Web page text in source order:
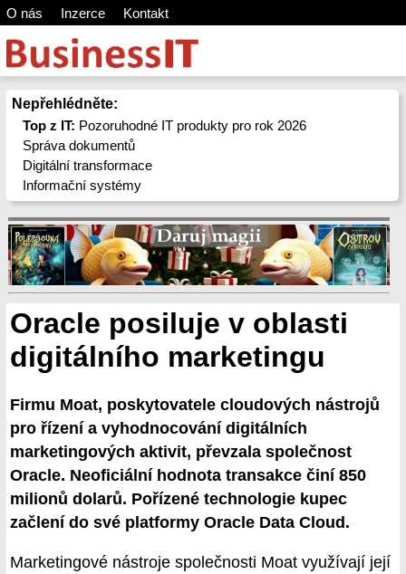
O nás Inzerce Kontakt
Nepřehlédněte:
Top z IT: Pozoruhodné IT produkty pro rok 2026
Správa dokumentů
Digitální transformace
Informační systémy
Oracle posiluje v oblasti
digitálního marketingu
Firmu Moat, poskytovatele cloudových nástrojů
pro řízení a vyhodnocování digitálních
marketingových aktivit, převzala společnost
Oracle. Neoficiální hodnota transakce činí 850
milionů dolarů. Pořízené technologie kupec
začlení do své platformy Oracle Data Cloud.
Marketingové nástroje společnosti Moat využívají její